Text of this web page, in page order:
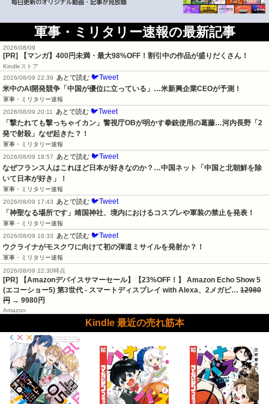
軍事・ミリタリー速報の最新記事
2026/08/09
[PR] 【マンガ】400円未満・最大98%OFF！割引中の作品が盛りだくさん！
Kindleストア
2026/08/09 22:39 あとで読む 🐦Tweet
米中のAI開発競争「中国が優位に立っている」…米新興企業CEOが予測！
軍事・ミリタリー速報
2026/08/09 20:11 あとで読む 🐦Tweet
「撃たれても撃っちゃイカン」警視庁OBが明かす拳銃使用の葛藤…河内長野「2
発で射殺」なぜ起きた？！
軍事・ミリタリー速報
2026/08/09 18:57 あとで読む 🐦Tweet
なぜフランス人はこれほど日本が好きなのか？…中国ネット「中国と北朝鮮を除
いて日本が好き」！
軍事・ミリタリー速報
2026/08/09 17:43 あとで読む 🐦Tweet
「神聖なる場所です」靖国神社、境内におけるコスプレや軍装の禁止を発表！
軍事・ミリタリー速報
2026/08/09 16:33 あとで読む 🐦Tweet
ウクライナがモスクワに向けて初の弾道ミサイルを発射か？！
軍事・ミリタリー速報
2026/08/09 22:30時点
[PR] 【Amazonデバイスサマーセール】【23%OFF！】 Amazon Echo Show 5
(エコーショー5) 第3世代 - スマートディスプレイ with Alexa、2メガピ… 12980
円 → 9980円
Amazon
Kindle 最近の売れ筋本